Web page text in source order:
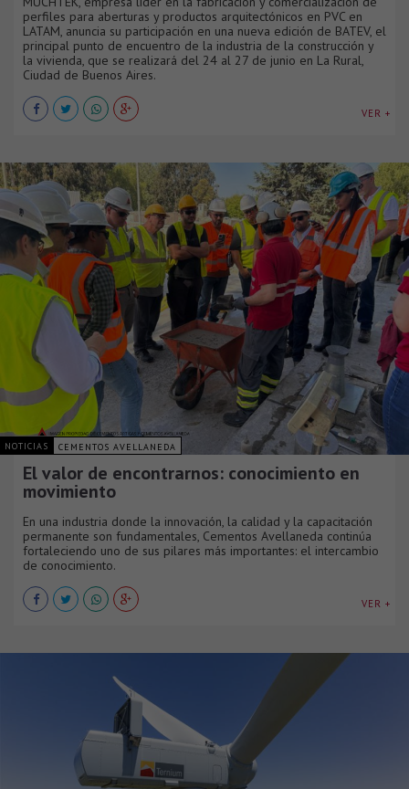
perfiles para aberturas y productos arquitectónicos en PVC en
LATAM, anuncia su participación en una nueva edición de BATEV, el
principal punto de encuentro de la industria de la construcción y
la vivienda, que se realizará del 24 al 27 de junio en La Rural,
Ciudad de Buenos Aires.
VER +
NOTICIAS CEMENTOS AVELLANEDA
El valor de encontrarnos: conocimiento en
movimiento
En una industria donde la innovación, la calidad y la capacitación
permanente son fundamentales, Cementos Avellaneda continúa
fortaleciendo uno de sus pilares más importantes: el intercambio
de conocimiento.
VER +